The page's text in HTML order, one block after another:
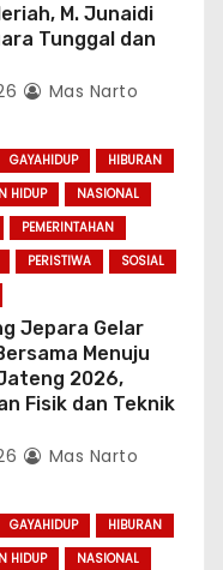
M. Junaidi
Tunggal dan
Mas Narto
GAYAHIDUP
HIBURAN
HIDUP
NASIONAL
PEMERINTAHAN
PERISTIWA
SOSIAL
Jepara Gelar
Menuju
2026,
Fisik dan Teknik
Mas Narto
GAYAHIDUP
HIBURAN
HIDUP
NASIONAL